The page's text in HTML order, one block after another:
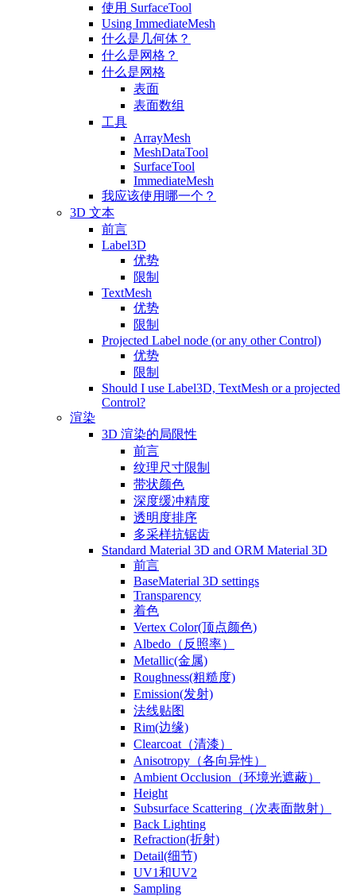
使用 SurfaceTool
Using ImmediateMesh
什么是几何体？
什么是网格？
什么是网格
表面
表面数组
工具
ArrayMesh
MeshDataTool
SurfaceTool
ImmediateMesh
我应该使用哪一个？
3D 文本
前言
Label3D
优势
限制
TextMesh
优势
限制
Projected Label node (or any other Control)
优势
限制
Should I use Label3D, TextMesh or a projected
Control?
渲染
3D 渲染的局限性
前言
纹理尺寸限制
带状颜色
深度缓冲精度
透明度排序
多采样抗锯齿
Standard Material 3D and ORM Material 3D
前言
BaseMaterial 3D settings
Transparency
着色
Vertex Color(顶点颜色)
Albedo（反照率）
Metallic(金属)
Roughness(粗糙度)
Emission(发射)
法线贴图
Rim(边缘)
Clearcoat（清漆）
Anisotropy（各向异性）
Ambient Occlusion（环境光遮蔽）
Height
Subsurface Scattering（次表面散射）
Back Lighting
Refraction(折射)
Detail(细节)
UV1和UV2
Sampling